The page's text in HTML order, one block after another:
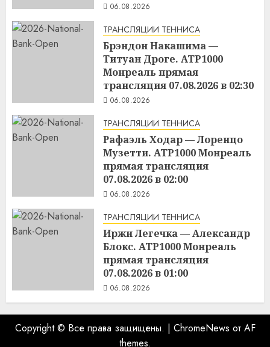
06.08.2026
ТРАНСЛЯЦИИ ТЕННИСА
Брэндон Накашима —
Титуан Дроге. ATP1000
Монреаль прямая
трансляция 07.08.2026 в 02:30
06.08.2026
ТРАНСЛЯЦИИ ТЕННИСА
Рафаэль Ходар — Лоренцо
Музетти. ATP1000 Монреаль
прямая трансляция
07.08.2026 в 02:00
06.08.2026
ТРАНСЛЯЦИИ ТЕННИСА
Иржи Легечка — Александр
Блокс. ATP1000 Монреаль
прямая трансляция
07.08.2026 в 01:00
06.08.2026
Copyright © Все права защищены. | ChromeNews от AF
themes.